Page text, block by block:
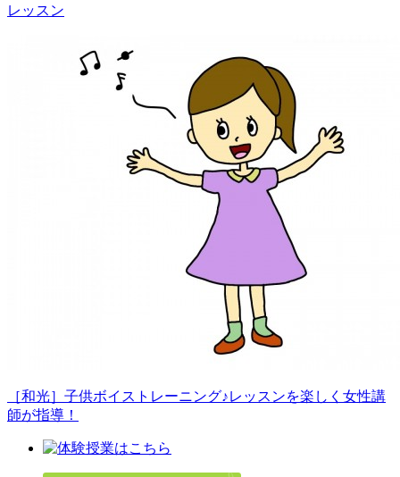
レッスン
［和光］子供ボイストレーニング♪レッスンを楽しく女性講
師が指導！